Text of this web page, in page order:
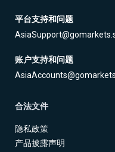
平台支持和问题
账户支持和问题
合法文件
隐私政策
产品披露声明